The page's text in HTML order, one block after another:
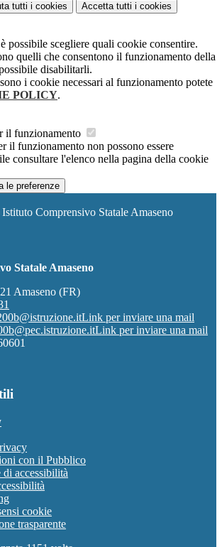
tutti i cookies Accetta tutti i cookies
possibile scegliere quali cookie consentire.
quelli che consentono il funzionamento della
disabilitarli.
i cookie necessari al funzionamento potete
POLICY.
il funzionamento
il funzionamento non possono essere
consultare l'elenco nella pagina della cookie
le preferenze
Istituto Comprensivo Statale Amaseno
Statale Amaseno
Amaseno (FR)
Link per inviare una mail
Link per inviare una mail
con il Pubblico
accessibilità
cookie
trasparente